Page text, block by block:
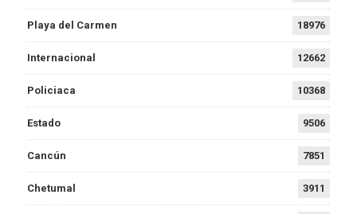
Playa del Carmen 18976
Internacional 12662
Policiaca 10368
Estado 9506
Cancún 7851
Chetumal 3911